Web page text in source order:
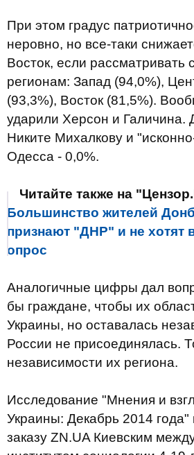
При этом градус
неровно, но все-таки
Восток, если рассматривать
регионам: Запад (94,0%),
(93,3%), Восток (81,5%).
ударили Херсон и Галичина.
Никите Михалкову и
Одесса - 0,0%.
Читайте также на
Большинство жителей
признают "ДНР" и не хотят
опрос
Аналогичные цифры дал
бы граждане, чтобы их
Украины, но оставалась
России не присоединялась.
независимости их региона.
Исследование "Мнения и
Украины: Декабрь 2014 года"
заказу ZN.UA Киевским